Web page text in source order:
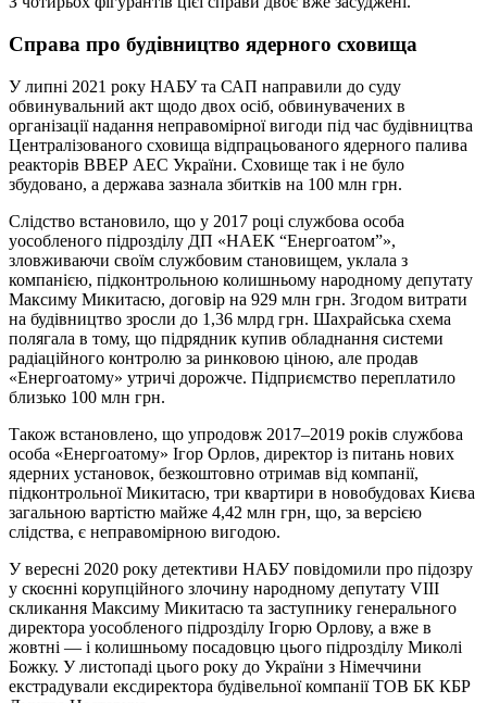
Справа про будівництво ядерного сховища
У липні 2021 року НАБУ та САП направили до суду
обвинувальний акт щодо двох осіб, обвинувачених в
організації надання неправомірної вигоди під час будівництва
Централізованого сховища відпрацьованого ядерного палива
реакторів ВВЕР АЕС України. Сховище так і не було
збудовано, а держава зазнала збитків на 100 млн грн.
Слідство встановило, що у 2017 році службова особа
уособленого підрозділу ДП «НАЕК “Енергоатом”»,
зловживаючи своїм службовим становищем, уклала з
компанією, підконтрольною колишньому народному депутату
Максиму Микитасю, договір на 929 млн грн. Згодом витрати
на будівництво зросли до 1,36 млрд грн. Шахрайська схема
полягала в тому, що підрядник купив обладнання системи
радіаційного контролю за ринковою ціною, але продав
«Енергоатому» утричі дорожче. Підприємство переплатило
близько 100 млн грн.
Також встановлено, що упродовж 2017–2019 років службова
особа «Енергоатому» Ігор Орлов, директор із питань нових
ядерних установок, безкоштовно отримав від компанії,
підконтрольної Микитасю, три квартири в новобудовах Києва
загальною вартістю майже 4,42 млн грн, що, за версією
слідства, є неправомірною вигодою.
У вересні 2020 року детективи НАБУ повідомили про підозру
у скоєнні корупційного злочину народному депутату VIII
скликання Максиму Микитасю та заступнику генерального
директора уособленого підрозділу Ігорю Орлову, а вже в
жовтні — і колишньому посадовцю цього підрозділу Миколі
Божку. У листопаді цього року до України з Німеччини
екстрадували ексдиректора будівельної компанії ТОВ БК КБР